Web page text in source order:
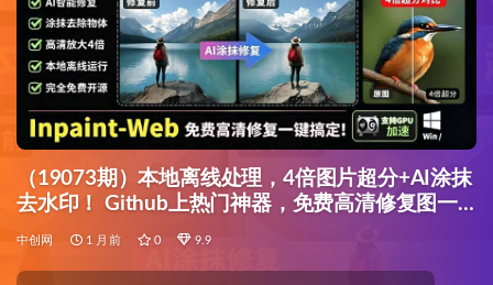
（19073期）本地离线处理，4倍图片超分+AI涂抹
去水印！ Github上热门神器，免费高清修复图一
键搞定！Inpaint-Web
中创网 1 月前 0 9.9